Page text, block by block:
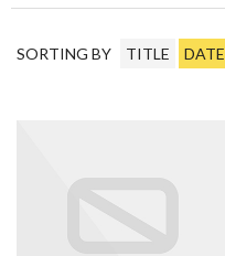
SORTING BY TITLE DATE